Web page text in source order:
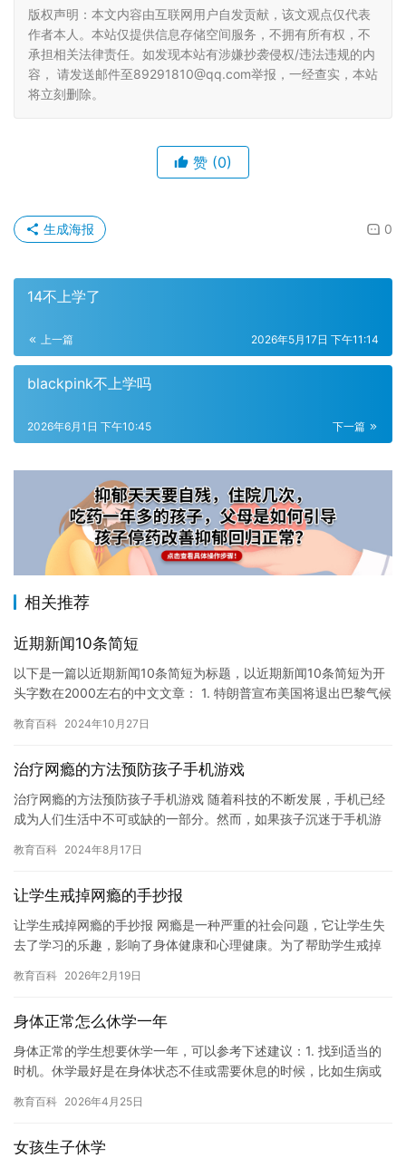
版权声明：本文内容由互联网用户自发贡献，该文观点仅代表
作者本人。本站仅提供信息存储空间服务，不拥有所有权，不
承担相关法律责任。如发现本站有涉嫌抄袭侵权/违法违规的内
容， 请发送邮件至89291810@qq.com举报，一经查实，本站
将立刻删除。
赞 (0)
0
生成海报
14不上学了
上一篇 2026年5月17日 下午11:14
blackpink不上学吗
下一篇
2026年6月1日 下午10:45
相关推荐
近期新闻10条简短
以下是一篇以近期新闻10条简短为标题，以近期新闻10条简短为开
头字数在2000左右的中文文章： 1. 特朗普宣布美国将退出巴黎气候
教育百科 2024年10月27日
治疗网瘾的方法预防孩子手机游戏
治疗网瘾的方法预防孩子手机游戏 随着科技的不断发展，手机已经
成为人们生活中不可或缺的一部分。然而，如果孩子沉迷于手机游
孩子…
教育百科 2024年8月17日
让学生戒掉网瘾的手抄报
让学生戒掉网瘾的手抄报 网瘾是一种严重的社会问题，它让学生失
去了学习的乐趣，影响了身体健康和心理健康。为了帮助学生戒掉
建议…
教育百科 2026年2月19日
身体正常怎么休学一年
身体正常的学生想要休学一年，可以参考下述建议：1. 找到适当的
时机。休学最好是在身体状态不佳或需要休息的时候，比如生病或
自…
教育百科 2026年4月25日
女孩生子休学